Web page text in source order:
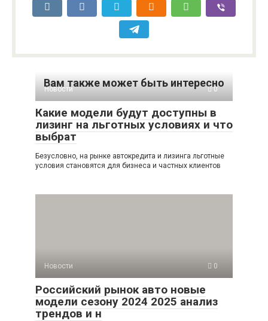
Вам также может быть интересно
Новости 0
Какие модели будут доступны в
лизинг на льготных условиях и что
выбрат
Безусловно, на рынке автокредита и лизинга льготные
условия становятся для бизнеса и частных клиентов
Новости 0
Российский рынок авто новые
модели сезону 2024 2025 анализ
трендов и н